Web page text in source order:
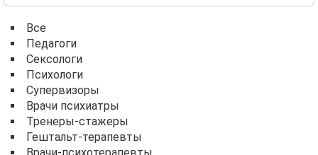
Все
Педагоги
Сексологи
Психологи
Супервизоры
Врачи психиатры
Тренеры-стажеры
Гештальт-терапевты